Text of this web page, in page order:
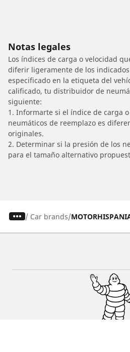
Notas legales
Los índices de carga o velocidad
diferir ligeramente de los
especificado en la etiqueta del
calificado, tu distribuidor de
siguiente:
1. Informarte si el índice de carga
neumáticos de reemplazo es
originales.
2. Determinar si la presión de los
para el tamaño alternativo
/ Car brands